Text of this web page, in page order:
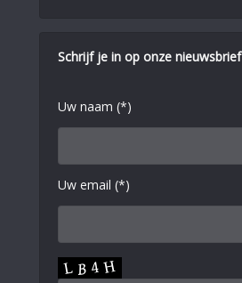
Schrijf je in op onze nieuwsbrief
Uw naam (*)
Uw email (*)